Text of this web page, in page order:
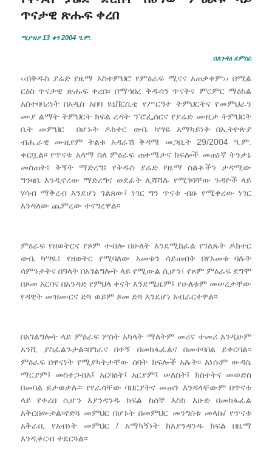
ጥናታዊ ጽሑፍ ቀረበ
ሚያዝያ 13 ቀን 2004 ዓ.ም.
በእንዳለ ደምስስ
‹‹በቅዱስ ያሬድ የዜማ አስተምህሮ የምዕራፍ ሚናና አጠቃቀም›› በሚል
ርዕስ ጥናታዊ ጽሑፍ ቀረበ፡፡ በማኅበረ ቅዱሳን ጥናትና ምርምር ማዕከል
አስተባባሪነት በአዲስ አበባ ዩኒቨርሲቲ የሥርዓተ ትምህርትና የመምህራን
ሙያ ልማት ትምህርት ክፍል ረዳት ፕሮፌሰርና የያሬድ ሙዚቃ ትምህርት
ቤት መምህር በሆኑት ዶክተር ውቤ ካሣዬ አማካይነት በኢትዮጵያ
ብሔራዊ ሙዚየም ትልቁ አዳራሽ ቅዳሜ መጋቢት 29/2004 ዓ.ም.
ቀርቧል፡፡ የጥናቱ አላማ ስለ ምዕራፍ ጠቀሜታና ክፍሎች መጠነኛ ትንታኔ
መስጠት፤ ቅኝት ማድረግ፤ የቅዱስ ያሬድ የዜማ ስልቶችን ታዳሚው
ግንዛቤ እንዲኖረው ማድረግና ወደፊት ሊሻሻሉ የሚገባቸው ጉዳዮች ላይ
ሃሳብ ማቅረብ እንደሆነ ገልጸው፤ ነገር ግን ጥናቱ ብዙ የሚቀረው ነገር
እንዳለው ጨምረው ተናግረዋል፡፡
ምዕራፍ የዘወትርና የጾም ተብሎ በሁለት እንደሚከፈል የገለጹት ዶክተር
ውቤ ካሣዬ፤ የዘወትር የሚባለው አመቱን ሳይጠብቅ በየአመቱ ባሉት
ሳምንታትና በዓላት በአገልግሎት ላይ የሚውል ሲሆን፤ የጾም ምዕራፍ ደግሞ
በጾመ አርባና በአንዳድ የምህላ ቀናት እንደሚዜም፤ የሁለቱም መሠረታቸው
የዳዊት መዝሙርና ድጓ ወይም ጾመ ድጓ እንደሆነ አብራርተዋል፡፡
በአገልግሎት ላይ ምዕራፍ ሦስት አካላት ማለትም መሪና ተመሪ እንዲሁም
አንሺ ያስፈልጉታል፡፡በግራና በቀኝ በመከፋፈልና በመቀባበል ይቀርባል፡፡
ምዕራፍ በዋናነት የሚያካትታቸው ሰባት ክፍሎች አሉት፡፡ እነሱም ውዳሴ
ማርያም፤ መስተጋብእ፤ አርባዕት፤ አርያም፤ ሠለስት፤ ክስተትና መወድስ
በመባል ይታወቃሉ፡፡ የየራሳቸው ባህርያትና መጠን እንዳላቸውም በጥናቱ
ላይ የቀረበ ሲሆን እያንዳንዱ ክፍል ከሰኞ እስከ እሁድ በመከፋፈል
አቅርበውታል፡፡የድጓ መምህር በሆኑት በመምህር መንግሰቱ መላኩ/ የጥናቱ
አቅራቢ የአብነት መምህር / አማካኝነት ከእያንዳንዱ ክፍል በዜማ
እንዲቀርብ ተደርጓል፡፡